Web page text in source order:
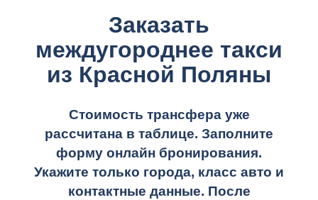
Заказать
междугороднее такси
из Красной Поляны
Стоимость трансфера уже
рассчитана в таблице. Заполните
форму онлайн бронирования.
Укажите только города, класс авто и
контактные данные. После